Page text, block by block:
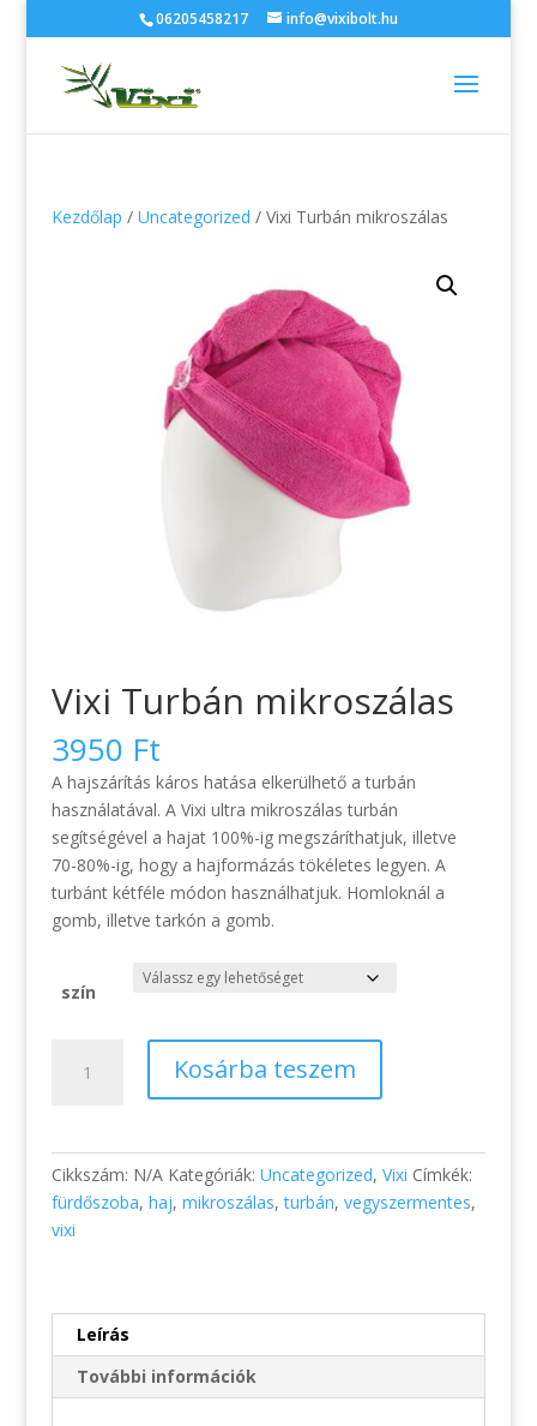
06205458217 info@vixibolt.hu
Kezdőlap / Uncategorized / Vixi Turbán mikroszálas
Vixi Turbán mikroszálas
3950 Ft
A hajszárítás káros hatása elkerülhető a turbán
használatával. A Vixi ultra mikroszálas turbán
segítségével a hajat 100%-ig megszáríthatjuk, illetve
70-80%-ig, hogy a hajformázás tökéletes legyen. A
turbánt kétféle módon használhatjuk. Homloknál a
gomb, illetve tarkón a gomb.
szín
Turbán
Kosárba teszem
Cikkszám: N/A Kategóriák: Uncategorized, Vixi Címkék:
fürdőszoba, haj, mikroszálas,turbán, vegyszermentes,
vixi
Leírás
További információk